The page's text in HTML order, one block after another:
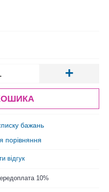
+
бажань
порівняння
відгук
10%